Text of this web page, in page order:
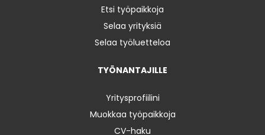
Etsi työpaikkoja
Selaa yrityksiä
Selaa työluetteloa
TYÖNANTAJILLE
Yritysprofiilini
Muokkaa työpaikkoja
CV-haku